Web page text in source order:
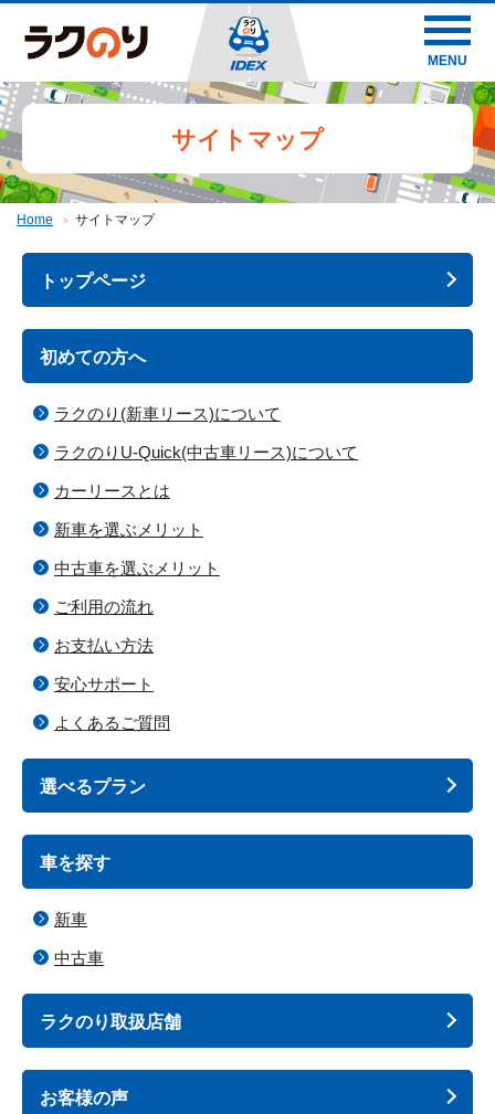
MENU
サイトマップ
Home サイトマップ
トップページ
初めての方へ
ラクのり(新車リース)について
ラクのりU-Quick(中古車リース)について
カーリースとは
新車を選ぶメリット
中古車を選ぶメリット
ご利用の流れ
お支払い方法
安心サポート
よくあるご質問
選べるプラン
車を探す
新車
中古車
ラクのり取扱店舗
お客様の声